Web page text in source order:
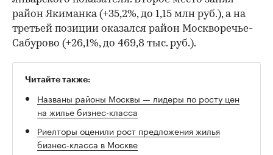
район Якиманка (+35,2%, до 1,15 млн руб.), а на
третьей позиции оказался район Москворечье-
Сабурово (+26,1%, до 469,8 тыс. руб.).
Читайте также:
Названы районы Москвы — лидеры по росту цен
на жилье бизнес-класса
Риелторы оценили рост предложения жилья
бизнес-класса в Москве